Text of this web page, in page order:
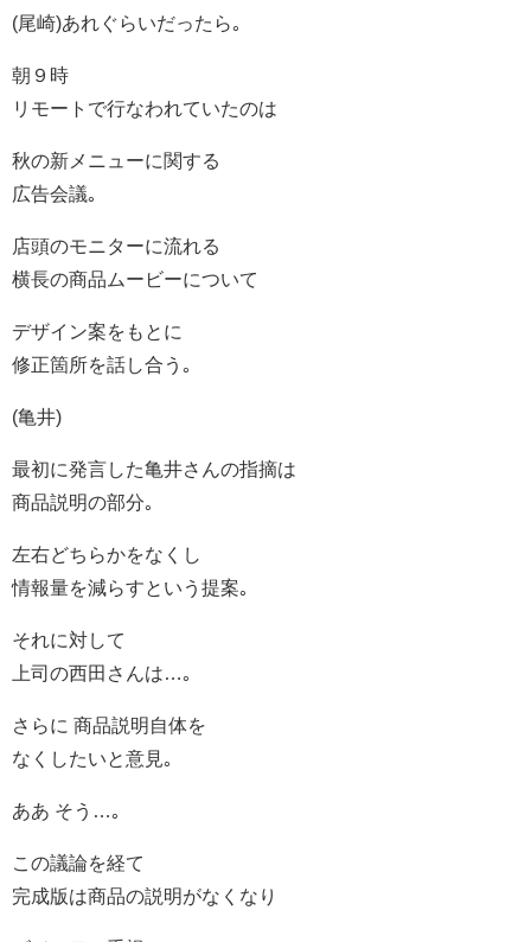
(尾崎)あれぐらいだったら｡
朝９時
リモートで行なわれていたのは
秋の新メニューに関する
広告会議｡
店頭のモニターに流れる
横長の商品ムービーについて
デザイン案をもとに
修正箇所を話し合う｡
(亀井)
最初に発言した亀井さんの指摘は
商品説明の部分｡
左右どちらかをなくし
情報量を減らすという提案｡
それに対して
上司の西田さんは…｡
さらに 商品説明自体を
なくしたいと意見｡
ああ そう…｡
この議論を経て
完成版は商品の説明がなくなり